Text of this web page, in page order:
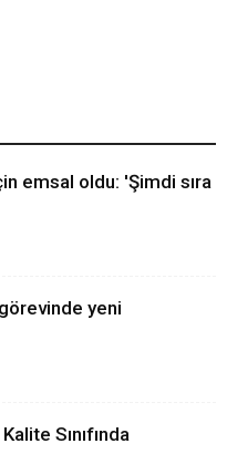
emsal oldu: 'Şimdi sıra
yeni
Sınıfında